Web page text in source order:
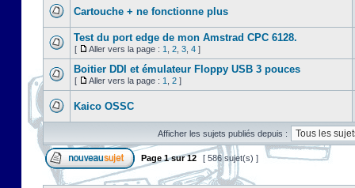
Cartouche + ne fonctionne plus
Test du port edge de mon Amstrad CPC 6128.
[ Aller vers la page : 1 2 3 4 ]
Boitier DDI et émulateur Floppy USB 3 pouces
[ Aller vers la page : 1 2 ]
Kaico OSSC
Afficher les sujets publiés depuis :
Page1sur12 [ 586 sujet(s) ]